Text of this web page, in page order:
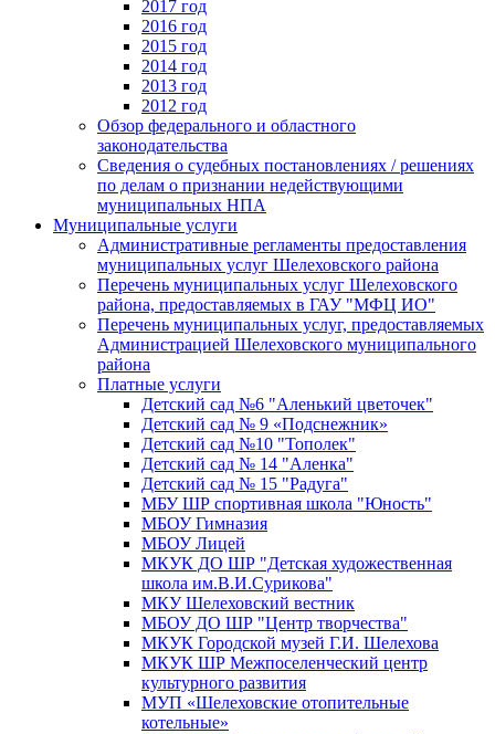
2017 год
2016 год
2015 год
2014 год
2013 год
2012 год
Обзор федерального и областного
законодательства
Сведения о судебных постановлениях / решениях
по делам о признании недействующими
муниципальных НПА
Муниципальные услуги
Административные регламенты предоставления
муниципальных услуг Шелеховского района
Перечень муниципальных услуг Шелеховского
района, предоставляемых в ГАУ "МФЦ ИО"
Перечень муниципальных услуг, предоставляемых
Администрацией Шелеховского муниципального
района
Платные услуги
Детский сад №6 "Аленький цветочек"
Детский сад № 9 «Подснежник»
Детский сад №10 "Тополек"
Детский сад № 14 "Аленка"
Детский сад № 15 "Радуга"
МБУ ШР спортивная школа "Юность"
МБОУ Гимназия
МБОУ Лицей
МКУК ДО ШР "Детская художественная
школа им.В.И.Сурикова"
МКУ Шелеховский вестник
МБОУ ДО ШР "Центр творчества"
МКУК Городской музей Г.И. Шелехова
МКУК ШР Межпоселенческий центр
культурного развития
МУП «Шелеховские отопительные
котельные»